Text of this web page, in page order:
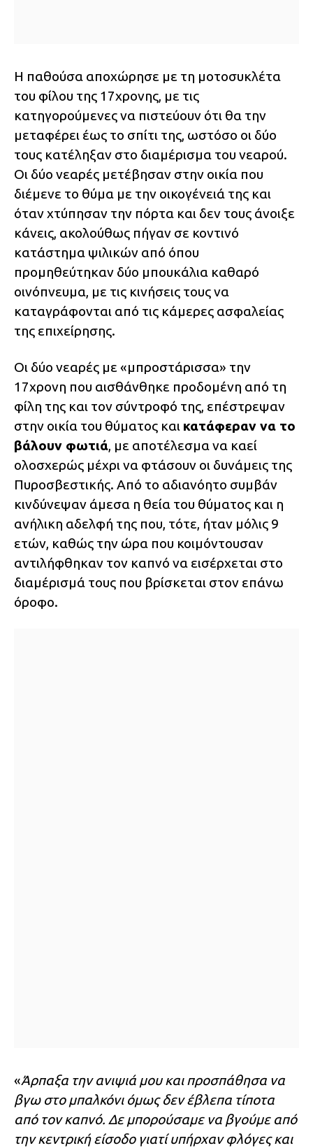
Η παθούσα αποχώρησε με τη μοτοσυκλέτα
του φίλου της 17χρονης, με τις
κατηγορούμενες να πιστεύουν ότι θα την
μεταφέρει έως το σπίτι της, ωστόσο οι δύο
τους κατέληξαν στο διαμέρισμα του νεαρού.
Οι δύο νεαρές μετέβησαν στην οικία που
διέμενε το θύμα με την οικογένειά της και
όταν χτύπησαν την πόρτα και δεν τους άνοιξε
κάνεις, ακολούθως πήγαν σε κοντινό
κατάστημα ψιλικών από όπου
προμηθεύτηκαν δύο μπουκάλια καθαρό
οινόπνευμα, με τις κινήσεις τους να
καταγράφονται από τις κάμερες ασφαλείας
της επιχείρησης.
Οι δύο νεαρές με «μπροστάρισσα» την
17χρονη που αισθάνθηκε προδομένη από τη
φίλη της και τον σύντροφό της, επέστρεψαν
στην οικία του θύματος και κατάφεραν να το
βάλουν φωτιά, με αποτέλεσμα να καεί
ολοσχερώς μέχρι να φτάσουν οι δυνάμεις της
Πυροσβεστικής. Από το αδιανόητο συμβάν
κινδύνεψαν άμεσα η θεία του θύματος και η
ανήλικη αδελφή της που, τότε, ήταν μόλις 9
ετών, καθώς την ώρα που κοιμόντουσαν
αντιλήφθηκαν τον καπνό να εισέρχεται στο
διαμέρισμά τους που βρίσκεται στον επάνω
όροφο.
«Άρπαξα την ανιψιά μου και προσπάθησα να
βγω στο μπαλκόνι όμως δεν έβλεπα τίποτα
από τον καπνό. Δε μπορούσαμε να βγούμε από
την κεντρική είσοδο γιατί υπήρχαν φλόγες και